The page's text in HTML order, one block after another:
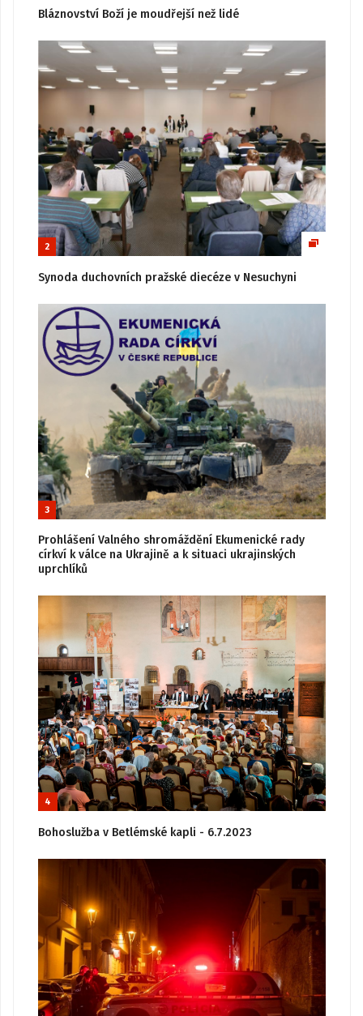
Bláznovství Boží je moudřejší než lidé
2
Synoda duchovních pražské diecéze v Nesuchyni
3
Prohlášení Valného shromáždění Ekumenické rady
církví k válce na Ukrajině a k situaci ukrajinských
uprchlíků
4
Bohoslužba v Betlémské kapli - 6.7.2023